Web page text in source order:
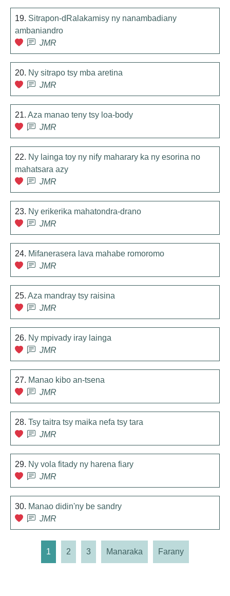
19. Sitrapon-dRalakamisy ny nanambadiany
ambaniandro
JMR
20. Ny sitrapo tsy mba aretina
JMR
21. Aza manao teny tsy loa-body
JMR
22. Ny lainga toy ny nify maharary ka ny esorina no
mahatsara azy
JMR
23. Ny erikerika mahatondra-drano
JMR
24. Mifanerasera lava mahabe romoromo
JMR
25. Aza mandray tsy raisina
JMR
26. Ny mpivady iray lainga
JMR
27. Manao kibo an-tsena
JMR
28. Tsy taitra tsy maika nefa tsy tara
JMR
29. Ny vola fitady ny harena fiary
JMR
30. Manao didin'ny be sandry
JMR
1 2 3 Manaraka Farany